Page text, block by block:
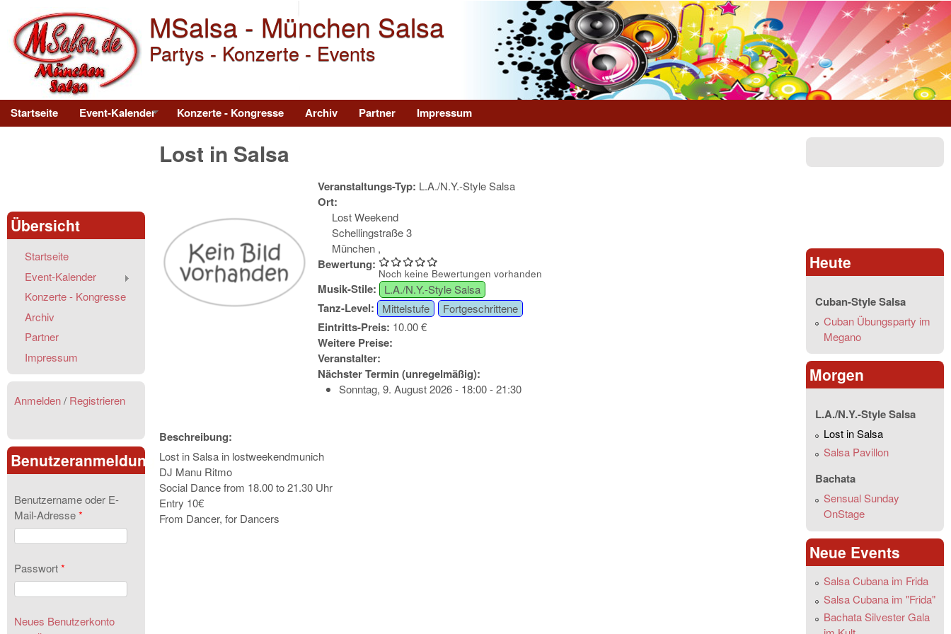
MSalsa - München Salsa
Partys - Konzerte - Events
Main menu
Startseite Event-Kalender Konzerte - Kongresse Archiv Partner Impressum
Lost in Salsa
Veranstaltungs-Typ: L.A./N.Y.-Style Salsa
Ort:
Lost Weekend
Schellingstraße 3
München ,
Bewertung:
Noch keine Bewertungen vorhanden
Musik-Stile: L.A./N.Y.-Style Salsa
Tanz-Level: Mittelstufe Fortgeschrittene
Eintritts-Preis: 10.00 €
Weitere Preise:
Veranstalter:
Nächster Termin (unregelmäßig):
Sonntag, 9. August 2026 - 18:00 - 21:30
Beschreibung:
Lost in Salsa in lostweekendmunich
DJ Manu Ritmo
Social Dance from 18.00 to 21.30 Uhr
Entry 10€
From Dancer, for Dancers
Übersicht
Startseite
Event-Kalender
Konzerte - Kongresse
Archiv
Partner
Impressum
Anmelden/ Registrieren
Benutzeranmeldung
Benutzername oder E-
Mail-Adresse*
Passwort*
Neues Benutzerkonto
Heute
Cuban-Style Salsa
Cuban Übungsparty im
Megano
Morgen
L.A./N.Y.-Style Salsa
Lost in Salsa
Salsa Pavillon
Bachata
Sensual Sunday
OnStage
Neue Events
Salsa Cubana im Frida
Salsa Cubana im "Frida"
Bachata Silvester Gala